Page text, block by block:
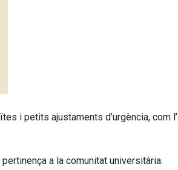
i petits ajustaments d’urgència,
a la comunitat universitària.